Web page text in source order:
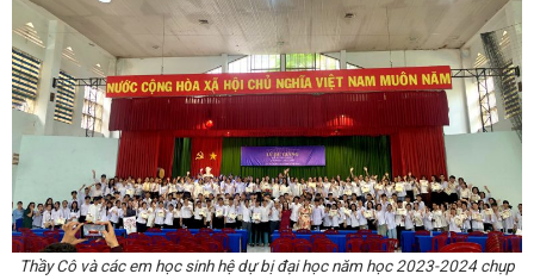
Thầy Cô và các em học sinh hệ dự bị đại học năm học 2023-2024chụp